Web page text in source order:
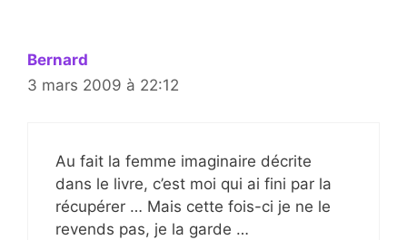
Bernard
3 mars 2009 à 22:12
Au fait la femme imaginaire décrite
dans le livre, c’est moi qui ai fini par la
récupérer … Mais cette fois-ci je ne le
revends pas, je la garde …